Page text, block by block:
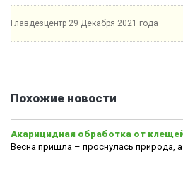
Главдезцентр 29 Декабря 2021 года
Похожие новости
Акарицидная обработка от
Весна пришла – проснулась природа,